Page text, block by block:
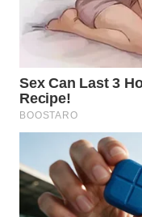
WN
TEBING
WN
PAKPAK
WN
KARAWANG
WN